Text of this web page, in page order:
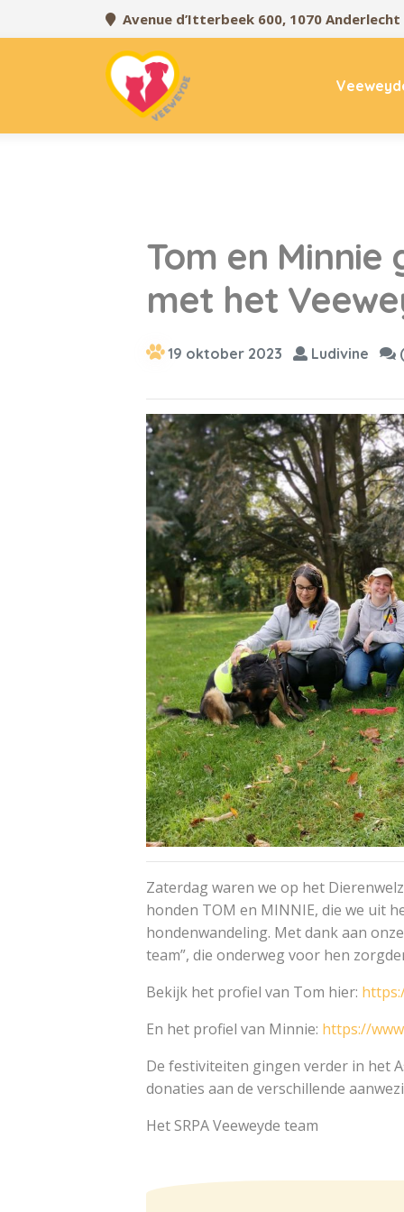
Avenue d’Itterbeek 600, 1070 Anderlecht
Tom en Minnie
met het
19 oktober 2023 Ludivine
Zaterdag waren we op het
honden TOM en MINNIE, die we uit
hondenwandeling. Met dank aan
team”, die onderweg voor hen
Bekijk het profiel van Tom hier:
En het profiel van Minnie: https://
De festiviteiten gingen verder in het
donaties aan de verschillende
Het SRPA Veeweyde team